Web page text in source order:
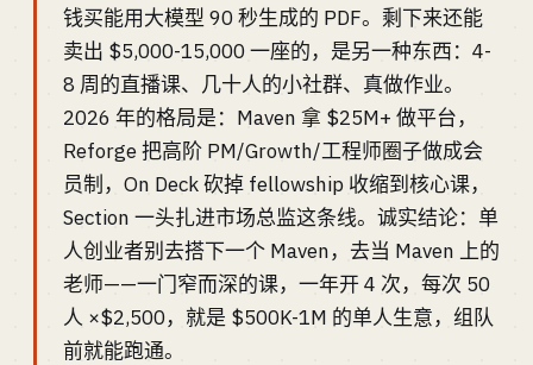
钱买能用大模型 90 秒生成的 PDF。剩下来还能
卖出 $5,000-15,000 一座的，是另一种东西：4-
8 周的直播课、几十人的小社群、真做作业。
2026 年的格局是：Maven 拿 $25M+ 做平台，
Reforge 把高阶 PM/Growth/工程师圈子做成会
员制，On Deck 砍掉 fellowship 收缩到核心课，
Section 一头扎进市场总监这条线。诚实结论：单
人创业者别去搭下一个 Maven，去当 Maven 上的
老师——一门窄而深的课，一年开 4 次，每次 50
人 ×$2,500，就是 $500K-1M 的单人生意，组队
前就能跑通。